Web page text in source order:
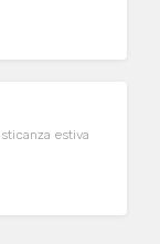
estiva